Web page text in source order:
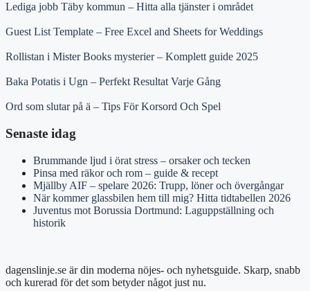
Lediga jobb Täby kommun – Hitta alla tjänster i området
Guest List Template – Free Excel and Sheets for Weddings
Rollistan i Mister Books mysterier – Komplett guide 2025
Baka Potatis i Ugn – Perfekt Resultat Varje Gång
Ord som slutar på ä – Tips För Korsord Och Spel
Senaste idag
Brummande ljud i örat stress – orsaker och tecken
Pinsa med räkor och rom – guide & recept
Mjällby AIF – spelare 2026: Trupp, löner och övergångar
När kommer glassbilen hem till mig? Hitta tidtabellen 2026
Juventus mot Borussia Dortmund: Laguppställning och
historik
dagenslinje.se är din moderna nöjes- och nyhetsguide. Skarp, snabb
och kurerad för det som betyder något just nu.